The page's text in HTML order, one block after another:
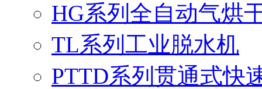
HG系列全自动气烘
TL系列工业脱水机
PTTD系列贯通式快